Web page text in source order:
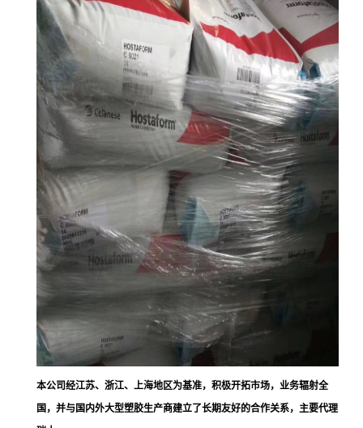
本公司经江苏、浙江、上海地区为基准，积极开拓市场，业务辐射全
国，并与国内外大型塑胶生产商建立了长期友好的合作关系，主要代理